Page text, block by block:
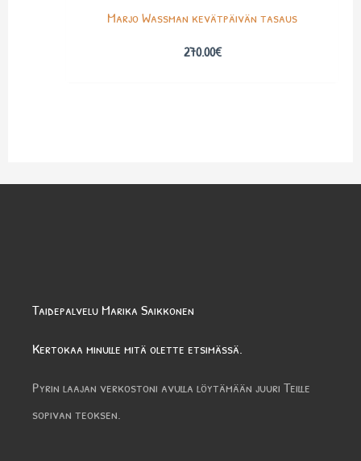
Marjo Wassman kevätpäivän tasaus
270.00€
Taidepalvelu Marika Saikkonen
Kertokaa minulle mitä olette etsimässä.
Pyrin laajan verkostoni avulla löytämään juuri Teille
sopivan teoksen.